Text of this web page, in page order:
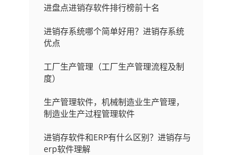
进盘点进销存软件排行榜前十名
进销存系统哪个简单好用？进销存系统
优点
工厂生产管理（工厂生产管理流程及制
度）
生产管理软件，机械制造业生产管理，
制造业生产过程管理软件
进销存软件和ERP有什么区别？进销存与
erp软件理解